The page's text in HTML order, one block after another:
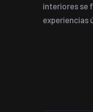
interiores se
experiencias